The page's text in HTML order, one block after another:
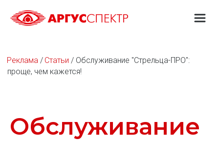
Реклама / Статьи / Обслуживание "Стрельца-ПРО":
проще, чем кажется!
Обслуживание